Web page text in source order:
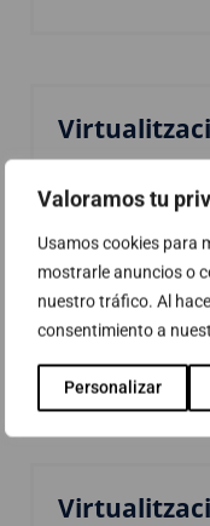
Valoramos tu
Usamos cookies para
mostrarle anuncios o
nuestro tráfico. Al
consentimiento a
Personalizar
Escriptoris com a
Oficines remotes i
Llegir més